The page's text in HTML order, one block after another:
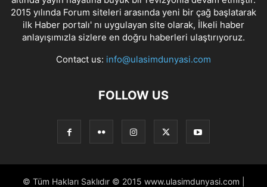
2015 yılında Forum siteleri arasında yeni bir çağ başlatarak
ilk Haber portalı' nı uygulayan site olarak, İlkeli haber
anlayışımızla sizlere en doğru haberleri ulaştırıyoruz.
Contact us: info@ulasimdunyasi.com
FOLLOW US
© Tüm Hakları Saklıdır © 2015 www.ulasimdunyasi.com |